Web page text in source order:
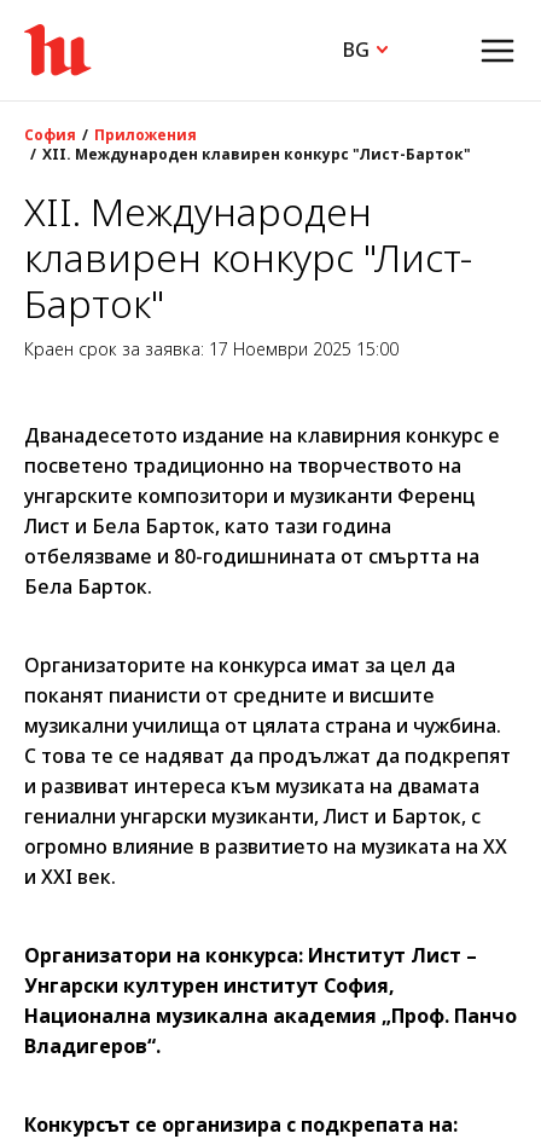
BG
София
Приложения
XII. Международен клавирен конкурс "Лист-Барток"
XII. Международен
клавирен конкурс "Лист-
Барток"
Краен срок за заявка: 17 Ноември 2025 15:00
Дванадесетото издание на клавирния конкурс е
посветено традиционно на творчеството на
унгарските композитори и музиканти Ференц
Лист и Бела Барток, като тази година
отбелязваме и 80-годишнината от смъртта на
Бела Барток.
Организаторите на конкурса имат за цел да
поканят пианисти от средните и висшите
музикални училища от цялата страна и чужбина.
С това те се надяват да продължат да подкрепят
и развиват интереса към музиката на двамата
гениални унгарски музиканти, Лист и Барток, с
огромно влияние в развитието на музиката на ХХ
и ХХI век.
Организатори на конкурса: Институт Лист –
Унгарски културен институт София,
Национална музикална академия „Проф. Панчо
Владигеров“.
Конкурсът се организира с подкрепата на: